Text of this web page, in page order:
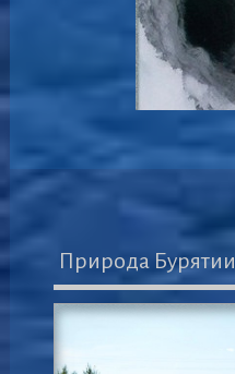
Природа Бурятии